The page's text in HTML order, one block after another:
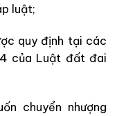
luật;
quy định tại các
của Luật đất đai
chuyển nhượng